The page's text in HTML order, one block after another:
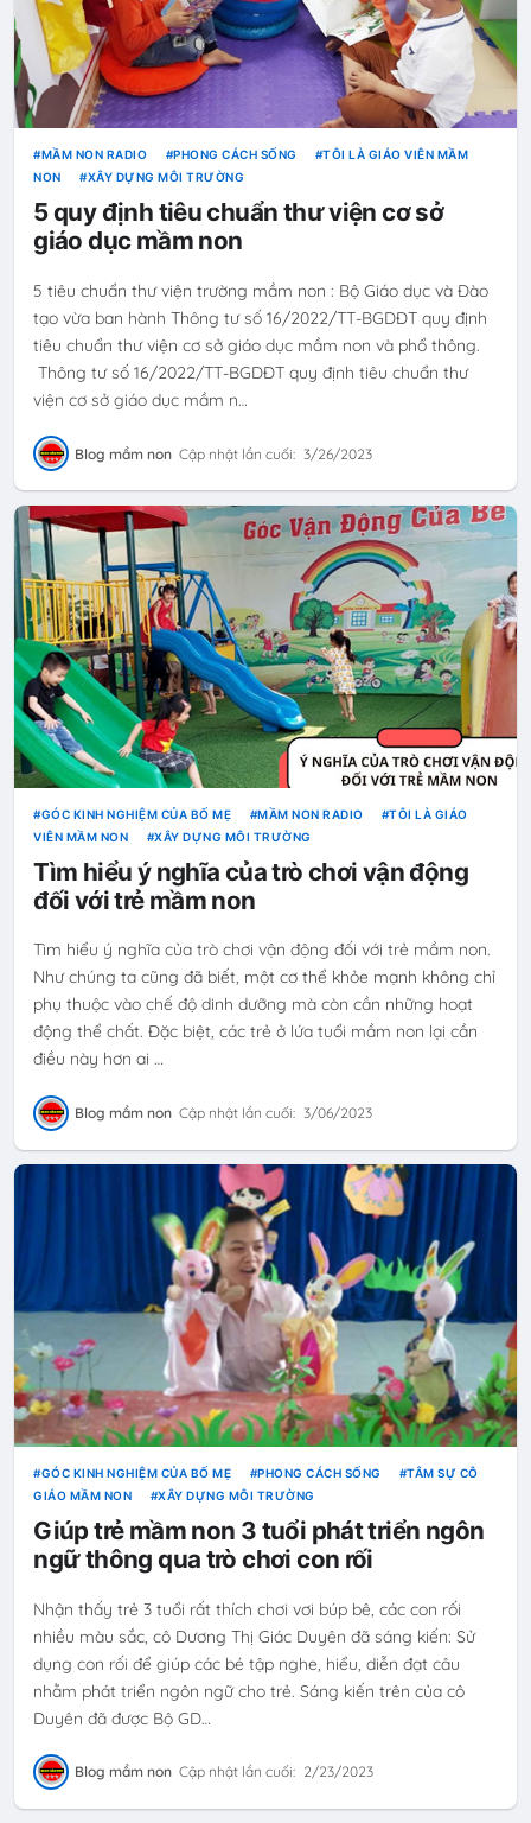
MẦM NON RADIO PHONG CÁCH SỐNG
TÔI LÀ GIÁO VIÊN MẦM
NON
XÂY DỰNG MÔI TRƯỜNG
5 quy định tiêu chuẩn thư viện cơ sở
giáo dục mầm non
5 tiêu chuẩn thư viện trường mầm non : Bộ Giáo dục và Đào
tạo vừa ban hành Thông tư số 16/2022/TT-BGDĐT quy định
tiêu chuẩn thư viện cơ sở giáo dục mầm non và phổ thông.
Thông tư số 16/2022/TT-BGDĐT quy định tiêu chuẩn thư
viện cơ sở giáo dục mầm n…
Blog mầm non Cập nhật lần cuối: 3/26/2023
GÓC KINH NGHIỆM CỦA BỐ MẸ MẦM NON RADIO
TÔI LÀ GIÁO
VIÊN MẦM NON
XÂY DỰNG MÔI TRƯỜNG
Tìm hiểu ý nghĩa của trò chơi vận động
đối với trẻ mầm non
Tìm hiểu ý nghĩa của trò chơi vận động đối với trẻ mầm non.
Như chúng ta cũng đã biết, một cơ thể khỏe mạnh không chỉ
phụ thuộc vào chế độ dinh dưỡng mà còn cần những hoạt
động thể chất. Đặc biệt, các trẻ ở lứa tuổi mầm non lại cần
điều này hơn ai …
Blog mầm non Cập nhật lần cuối: 3/06/2023
GÓC KINH NGHIỆM CỦA BỐ MẸ PHONG CÁCH SỐNG
TÂM SỰ CÔ
GIÁO MẦM NON
XÂY DỰNG MÔI TRƯỜNG
Giúp trẻ mầm non 3 tuổi phát triển ngôn
ngữ thông qua trò chơi con rối
Nhận thấy trẻ 3 tuổi rất thích chơi vơi búp bê, các con rối
nhiều màu sắc, cô Dương Thị Giác Duyên đã sáng kiến: Sử
dụng con rối để giúp các bé tập nghe, hiểu, diễn đạt câu
nhằm phát triển ngôn ngữ cho trẻ. Sáng kiến trên của cô
Duyên đã được Bộ GD…
Blog mầm non Cập nhật lần cuối: 2/23/2023